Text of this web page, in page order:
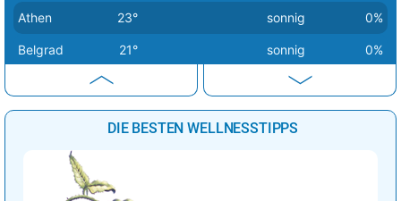
Athen 23° sonnig 0%
Belgrad 21° sonnig 0%
sonnig
Bern 20° sonnig 2%
DIE BESTEN WELLNESSTIPPS